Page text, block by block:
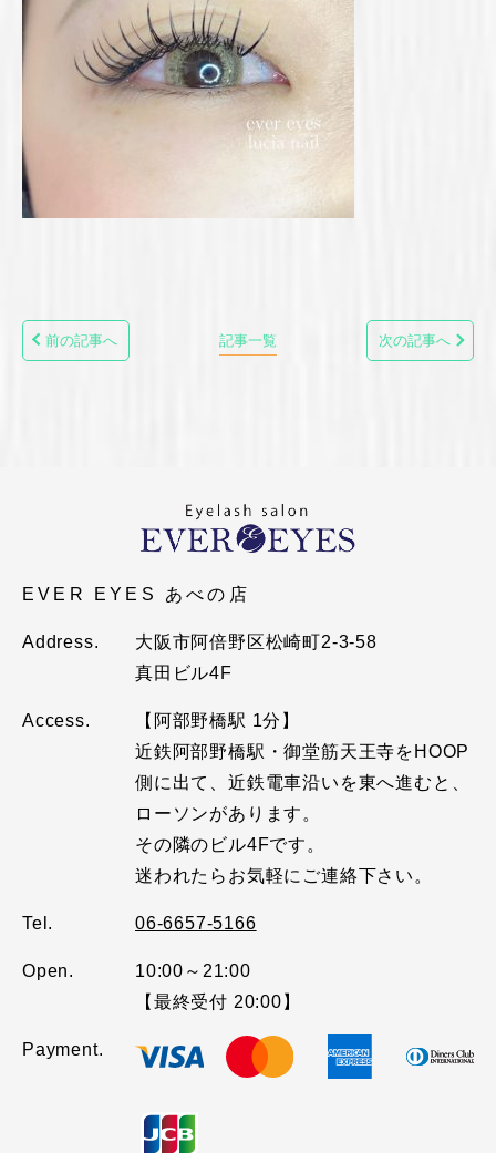
前の記事へ 記事一覧 次の記事へ
EVER EYES あべの店
Address.
大阪市阿倍野区松崎町2-3-58
真田ビル4F
Access.
【阿部野橋駅 1分】
近鉄阿部野橋駅・御堂筋天王寺をHOOP
側に出て、近鉄電車沿いを東へ進むと、
ローソンがあります。
その隣のビル4Fです。
迷われたらお気軽にご連絡下さい。
Tel. 06-6657-5166
Open.
10:00～21:00
【最終受付 20:00】
Payment.